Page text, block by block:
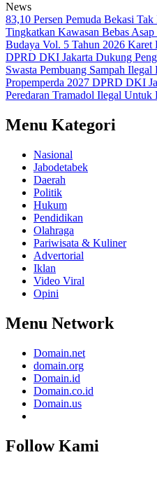
News
83,10 Persen Pemuda Bekasi
Tingkatkan Kawasan Bebas
Budaya Vol. 5 Tahun 2026
DPRD DKI Jakarta Dukung
Swasta Pembuang Sampah Ilegal
Propemperda 2027 DPRD DKI
Peredaran Tramadol Ilegal
Menu Kategori
Nasional
Jabodetabek
Daerah
Politik
Hukum
Pendidikan
Olahraga
Pariwisata & Kuliner
Advertorial
Iklan
Video Viral
Opini
Menu Network
Domain.net
domain.org
Domain.id
Domain.co.id
Domain.us
Follow Kami